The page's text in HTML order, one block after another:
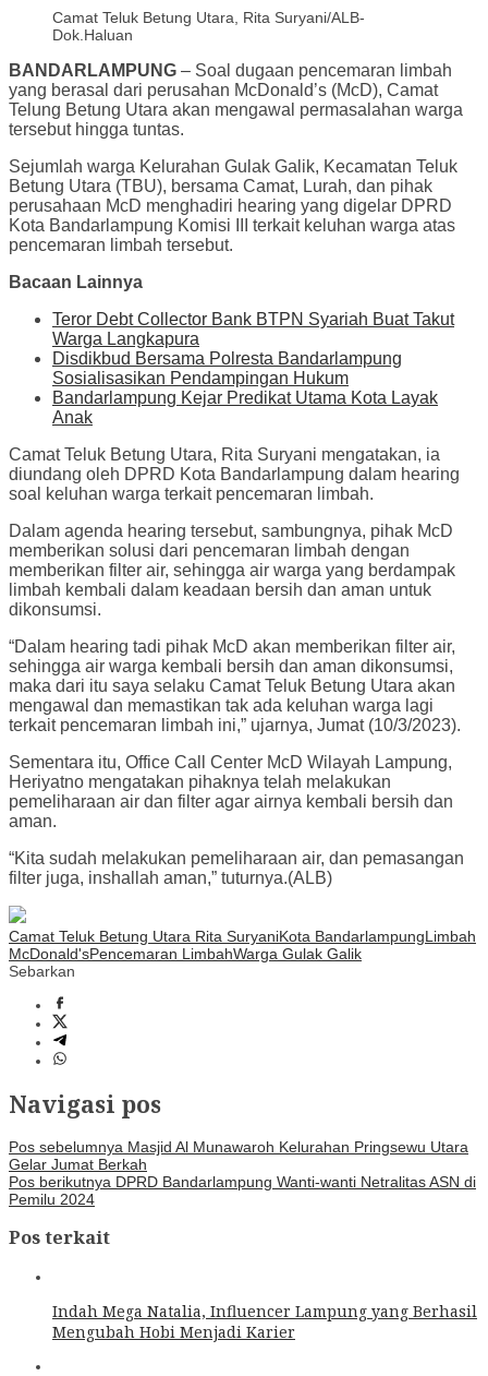
Camat Teluk Betung Utara, Rita Suryani/ALB-
Dok.Haluan
BANDARLAMPUNG – Soal dugaan pencemaran limbah
yang berasal dari perusahan McDonald’s (McD), Camat
Telung Betung Utara akan mengawal permasalahan warga
tersebut hingga tuntas.
Sejumlah warga Kelurahan Gulak Galik, Kecamatan Teluk
Betung Utara (TBU), bersama Camat, Lurah, dan pihak
perusahaan McD menghadiri hearing yang digelar DPRD
Kota Bandarlampung Komisi III terkait keluhan warga atas
pencemaran limbah tersebut.
Bacaan Lainnya
Teror Debt Collector Bank BTPN Syariah Buat Takut
Warga Langkapura
Disdikbud Bersama Polresta Bandarlampung
Sosialisasikan Pendampingan Hukum
Bandarlampung Kejar Predikat Utama Kota Layak
Anak
Camat Teluk Betung Utara, Rita Suryani mengatakan, ia
diundang oleh DPRD Kota Bandarlampung dalam hearing
soal keluhan warga terkait pencemaran limbah.
Dalam agenda hearing tersebut, sambungnya, pihak McD
memberikan solusi dari pencemaran limbah dengan
memberikan filter air, sehingga air warga yang berdampak
limbah kembali dalam keadaan bersih dan aman untuk
dikonsumsi.
“Dalam hearing tadi pihak McD akan memberikan filter air,
sehingga air warga kembali bersih dan aman dikonsumsi,
maka dari itu saya selaku Camat Teluk Betung Utara akan
mengawal dan memastikan tak ada keluhan warga lagi
terkait pencemaran limbah ini,” ujarnya, Jumat (10/3/2023).
Sementara itu, Office Call Center McD Wilayah Lampung,
Heriyatno mengatakan pihaknya telah melakukan
pemeliharaan air dan filter agar airnya kembali bersih dan
aman.
“Kita sudah melakukan pemeliharaan air, dan pemasangan
filter juga, inshallah aman,” tuturnya.(ALB)
Camat Teluk Betung Utara Rita SuryaniKota BandarlampungLimbah
McDonald'sPencemaran LimbahWarga Gulak Galik
Sebarkan
Navigasi pos
Pos sebelumnya Masjid Al Munawaroh Kelurahan Pringsewu Utara
Gelar Jumat Berkah
Pos berikutnya DPRD Bandarlampung Wanti-wanti Netralitas ASN di
Pemilu 2024
Pos terkait
Indah Mega Natalia, Influencer Lampung yang Berhasil
Mengubah Hobi Menjadi Karier